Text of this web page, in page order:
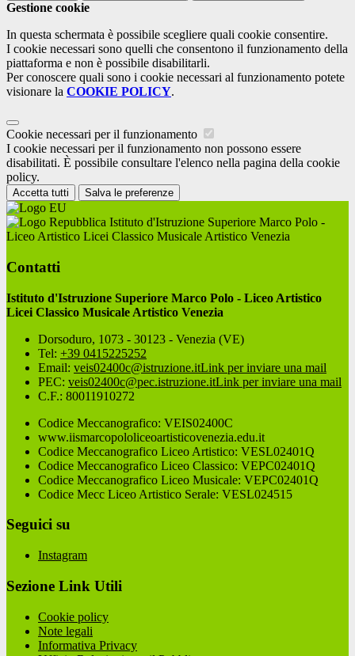
Gestione cookie
In questa schermata è possibile scegliere quali cookie consentire.
I cookie necessari sono quelli che consentono il funzionamento della
piattaforma e non è possibile disabilitarli.
Per conoscere quali sono i cookie necessari al funzionamento potete
visionare la COOKIE POLICY.
Cookie necessari per il funzionamento
I cookie necessari per il funzionamento non possono essere
disabilitati. È possibile consultare l'elenco nella pagina della cookie
policy.
Accetta tutti Salva le preferenze
Istituto d'Istruzione Superiore Marco Polo -
Liceo Artistico Licei Classico Musicale Artistico Venezia
Contatti
Istituto d'Istruzione Superiore Marco Polo - Liceo Artistico
Licei Classico Musicale Artistico Venezia
Dorsoduro, 1073 - 30123 - Venezia (VE)
Tel: +39 0415225252
Email: veis02400c@istruzione.itLink per inviare una mail
PEC: veis02400c@pec.istruzione.itLink per inviare una mail
C.F.: 80011910272
Codice Meccanografico: VEIS02400C
www.iismarcopololiceoartisticovenezia.edu.it
Codice Meccanografico Liceo Artistico: VESL02401Q
Codice Meccanografico Liceo Classico: VEPC02401Q
Codice Meccanografico Liceo Musicale: VEPC02401Q
Codice Mecc Liceo Artistico Serale: VESL024515
Seguici su
Instagram
Sezione Link Utili
Cookie policy
Note legali
Informativa Privacy